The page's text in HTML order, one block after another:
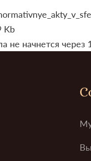
Kb
не начнется через